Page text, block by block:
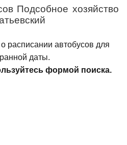
Подсобное хозяйство
расписании автобусов для
даты.
формой поиска.